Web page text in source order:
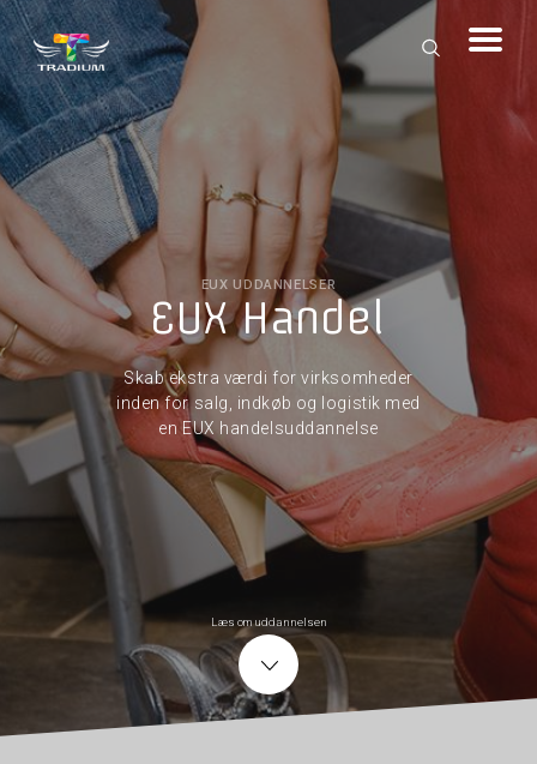
EUX UDDANNELSER
EUX Handel
Skab ekstra værdi for virksomheder
inden for salg, indkøb og logistik med
en EUX handelsuddannelse
Læs om uddannelsen